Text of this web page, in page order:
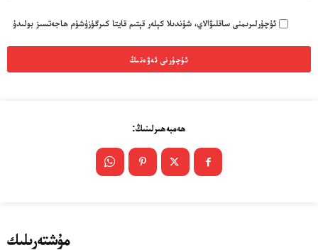
ئۇچۇرلىرىمنى ساقلىۋالاي، شۇندىلا كېلەر قېتىم قايتا كىرگۈزۈشۈم ھاجەتسىز بولىدۇ
ھەمبەھىرلىنىڭ:
مۇشتەرىلىك